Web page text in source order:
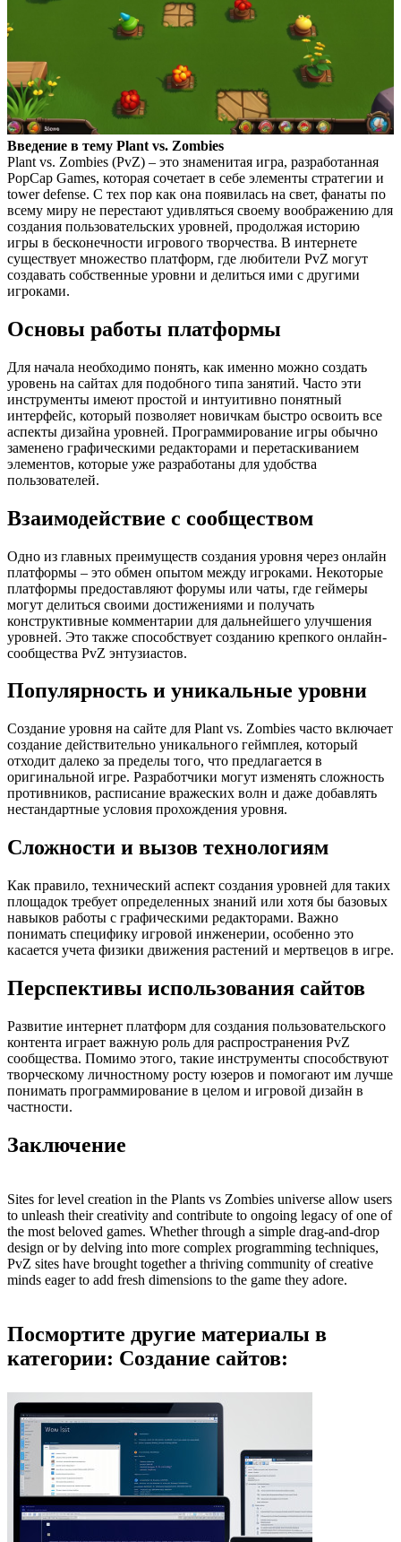
Введение в тему Plant vs. Zombies
Plant vs. Zombies (PvZ) – это знаменитая игра, разработанная
PopCap Games, которая сочетает в себе элементы стратегии и
tower defense. С тех пор как она появилась на свет, фанаты по
всему миру не перестают удивляться своему воображению для
создания пользовательских уровней, продолжая историю
игры в бесконечности игрового творчества. В интернете
существует множество платформ, где любители PvZ могут
создавать собственные уровни и делиться ими с другими
игроками.
Основы работы платформы
Для начала необходимо понять, как именно можно создать
уровень на сайтах для подобного типа занятий. Часто эти
инструменты имеют простой и интуитивно понятный
интерфейс, который позволяет новичкам быстро освоить все
аспекты дизайна уровней. Программирование игры обычно
заменено графическими редакторами и перетаскиванием
элементов, которые уже разработаны для удобства
пользователей.
Взаимодействие с сообществом
Одно из главных преимуществ создания уровня через онлайн
платформы – это обмен опытом между игроками. Некоторые
платформы предоставляют форумы или чаты, где геймеры
могут делиться своими достижениями и получать
конструктивные комментарии для дальнейшего улучшения
уровней. Это также способствует созданию крепкого онлайн-
сообщества PvZ энтузиастов.
Популярность и уникальные уровни
Создание уровня на сайте для Plant vs. Zombies часто включает
создание действительно уникального геймплея, который
отходит далеко за пределы того, что предлагается в
оригинальной игре. Разработчики могут изменять сложность
противников, расписание вражеских волн и даже добавлять
нестандартные условия прохождения уровня.
Сложности и вызов технологиям
Как правило, технический аспект создания уровней для таких
площадок требует определенных знаний или хотя бы базовых
навыков работы с графическими редакторами. Важно
понимать специфику игровой инженерии, особенно это
касается учета физики движения растений и мертвецов в игре.
Перспективы использования сайтов
Развитие интернет платформ для создания пользовательского
контента играет важную роль для распространения PvZ
сообщества. Помимо этого, такие инструменты способствуют
творческому личностному росту юзеров и помогают им лучше
понимать программирование в целом и игровой дизайн в
частности.
Заключение
Sites for level creation in the Plants vs Zombies universe allow users
to unleash their creativity and contribute to ongoing legacy of one of
the most beloved games. Whether through a simple drag-and-drop
design or by delving into more complex programming techniques,
PvZ sites have brought together a thriving community of creative
minds eager to add fresh dimensions to the game they adore.
Посмортите другие материалы в
категории: Создание сайтов: